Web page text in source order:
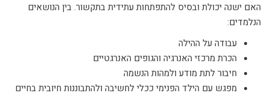
האם ישנה יכולת ובסיס להתפתחות עתידית בתקשור. בין הנושאים
הנלמדים:
עבודה על ההילה
הכרת מרכזי האנרגיה והגופים האנרגטיים
חיבור לתת מודע ולמהות הנשמה
מפגש עם הילד הפנימי ככלי לחשיבה ולהתבוננות חיובית בחיים